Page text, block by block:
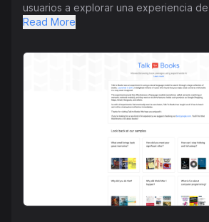
usuarios a explorar una experiencia de
Bard en bard.google.com, que se
sugería algunas consultas de
memorias evocadas por olores,
sueño o programas de televisión con
femeninas fuertes. Además, cubría una
temas, desde eventos históricos como
Mundial hasta recuerdos personales
pesar del cierre de Talk to Books, su
modelos de emparejamiento
de información sigue siendo visible en
impulsados por inteligencia artificial
Read More